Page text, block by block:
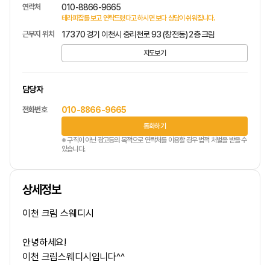
연락처 010-8866-9665
테라피잡를 보고 연락드렸다고 하시면 보다 상담이 쉬워집니다.
근무지 위치 17370 경기 이천시 중리천로 93 (창전동) 2층 크림
지도보기
담당자
전화번호 010-8866-9665
통화하기
※ 구직이 아닌 광고등의 목적으로 연락처를 이용할 경우 법적 처벌을 받을 수
있습니다.
상세정보
이천 크림 스웨디시
안녕하세요!
이천 크림스웨디시입니다^^